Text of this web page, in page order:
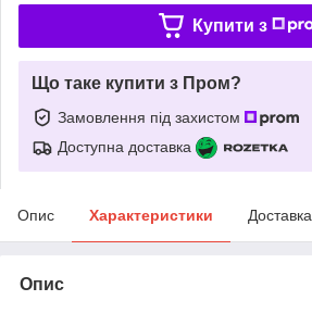
Купити з
Що таке купити з Пром?
Замовлення під захистом
Доступна доставка
Опис Характеристики Доставка
Опис